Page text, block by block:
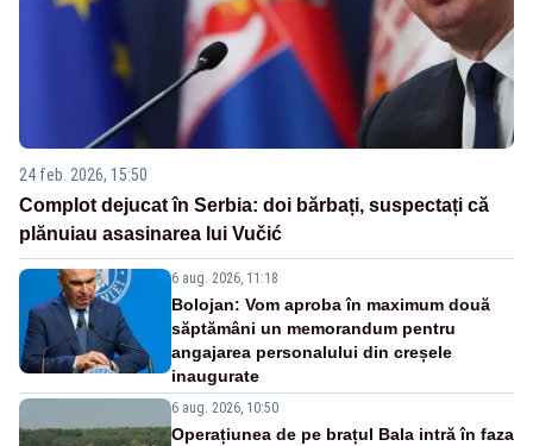
24 feb. 2026, 15:50
Complot dejucat în Serbia: doi bărbați, suspectați că
plănuiau asasinarea lui Vučić
6 aug. 2026, 11:18
Bolojan: Vom aproba în maximum două
săptămâni un memorandum pentru
angajarea personalului din creșele
inaugurate
6 aug. 2026, 10:50
Operațiunea de pe brațul Bala intră în faza